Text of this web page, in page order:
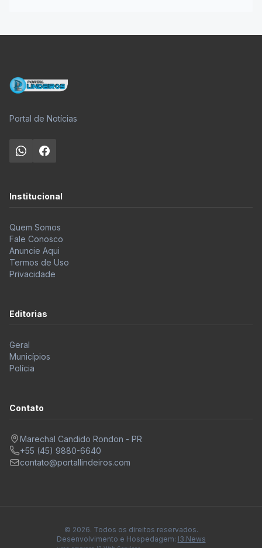
Portal de Notícias
Institucional
Quem Somos
Fale Conosco
Anuncie Aqui
Termos de Uso
Privacidade
Editorias
Geral
Municípios
Polícia
Contato
Marechal Candido Rondon - PR
+55 (45) 9880-6640
contato@portallindeiros.com
© 2026. Todos os direitos reservados.
Desenvolvimento e Hospedagem: I3.News